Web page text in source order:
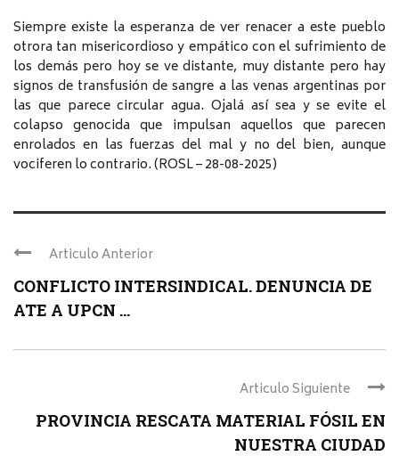
Siempre existe la esperanza de ver renacer a este pueblo
otrora tan misericordioso y empático con el sufrimiento de
los demás pero hoy se ve distante, muy distante pero hay
signos de transfusión de sangre a las venas argentinas por
las que parece circular agua. Ojalá así sea y se evite el
colapso genocida que impulsan aquellos que parecen
enrolados en las fuerzas del mal y no del bien, aunque
vociferen lo contrario. (ROSL – 28-08-2025)
Articulo Anterior
CONFLICTO INTERSINDICAL. DENUNCIA DE
ATE A UPCN ...
Articulo Siguiente
PROVINCIA RESCATA MATERIAL FÓSIL EN
NUESTRA CIUDAD